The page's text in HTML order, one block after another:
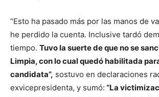
“Esto ha pasado más por las manos de
he perdido la cuenta. Inclusive tardó
tiempo. Tuvo la suerte de que no se
Limpia, con lo cual quedó habilitada
candidata”, sostuvo en declaraciones
exvicepresidenta, y sumó: “La